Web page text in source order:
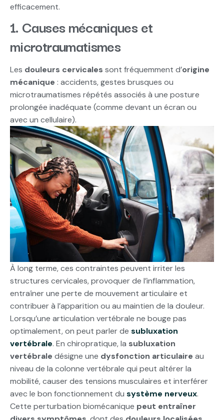
efficacement.
1. Causes mécaniques et
microtraumatismes
Les douleurs cervicales sont fréquemment d’origine
mécanique : accidents, gestes brusques ou
microtraumatismes répétés associés à une posture
prolongée inadéquate (comme devant un écran ou
avec un cellulaire).
À long terme, ces contraintes peuvent irriter les
structures cervicales, provoquer de l’inflammation,
entraîner une perte de mouvement articulaire et
contribuer à l’apparition ou au maintien de la douleur.
Lorsqu’une articulation vertébrale ne bouge pas
optimalement, on peut parler de subluxation
vertébrale. En chiropratique, la subluxation
vertébrale désigne une dysfonction articulaire au
niveau de la colonne vertébrale qui peut altérer la
mobilité, causer des tensions musculaires et interférer
avec le bon fonctionnement du système nerveux.
Cette perturbation biomécanique peut entraîner